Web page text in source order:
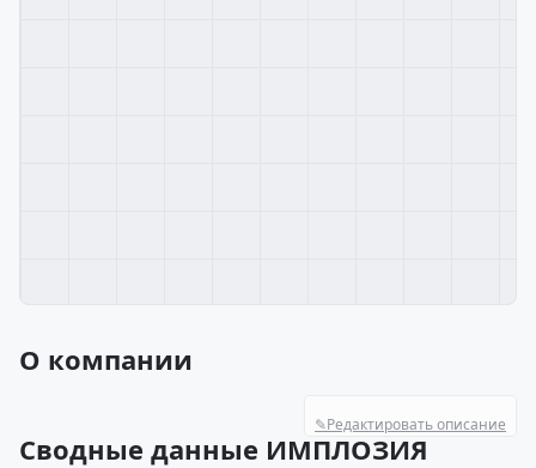
О компании
✎Редактировать описание
Сводные данные ИМПЛОЗИЯ